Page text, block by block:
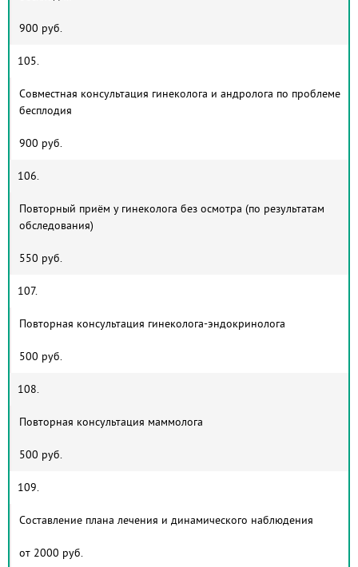
900 руб.
105.
Совместная консультация гинеколога и андролога по проблеме
бесплодия
900 руб.
106.
Повторный приём у гинеколога без осмотра (по результатам
обследования)
550 руб.
107.
Повторная консультация гинеколога-эндокринолога
500 руб.
108.
Повторная консультация маммолога
500 руб.
109.
Составление плана лечения и динамического наблюдения
от 2000 руб.